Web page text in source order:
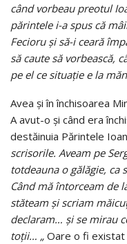
când vorbeau preotul
părintele i-a spus că
Fecioru şi să-i ceară
să caute să vorbească,
pe el ce situaţie e la
Avea şi în închisoarea
A avut-o şi când era
destăinuia Părintele
scrisorile. Aveam pe
totdeauna o gălăgie, ca
Când mă întorceam de
stăteam şi scriam
declaram… şi se mirau
toţii… „ Oare o fi existat